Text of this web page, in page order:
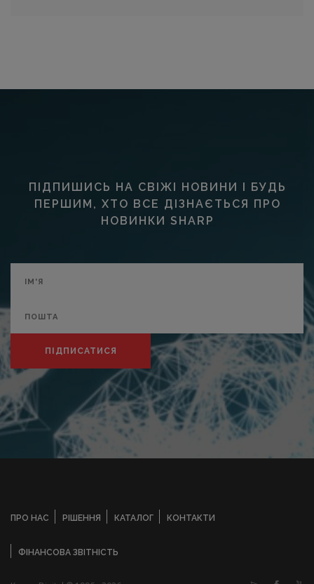
ПІДПИШИСЬ НА СВІЖІ НОВИНИ І БУДЬ
ПЕРШИМ, ХТО ВСЕ ДІЗНАЄТЬСЯ ПРО
НОВИНКИ SHARP
ПІДПИСАТИСЯ
ПРО НАС РІШЕННЯ КАТАЛОГ КОНТАКТИ
ФІНАНСОВА ЗВІТНІСТЬ